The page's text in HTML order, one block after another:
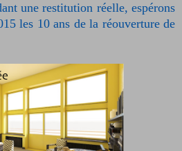
une restitution réelle, espérons
les 10 ans de la réouverture de